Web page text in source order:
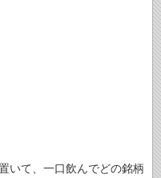
いて、一口飲んでどの銘柄